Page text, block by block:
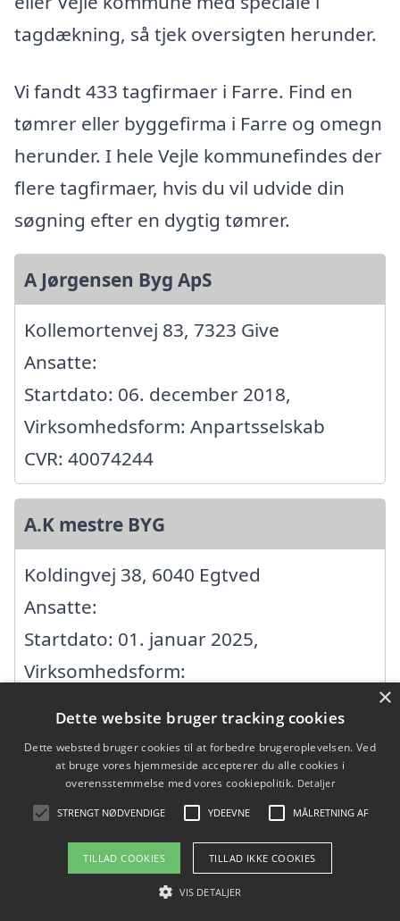
tagdækning, så tjek oversigten herunder.
Vi fandt 433 tagfirmaer i Farre. Find en
tømrer eller byggefirma i Farre og omegn
herunder. I hele Vejle kommunefindes der
flere tagfirmaer, hvis du vil udvide din
søgning efter en dygtig tømrer.
A Jørgensen Byg ApS
Kollemortenvej 83, 7323 Give
Ansatte:
Startdato: 06. december 2018,
Virksomhedsform: Anpartsselskab
CVR: 40074244
A.K mestre BYG
Koldingvej 38, 6040 Egtved
Ansatte:
Startdato: 01. januar 2025,
Virksomhedsform:
A/S EUREKA. KAROSSERIFABRIK OG
Tørskindvej 23, 7183 Randbøl
×
Dette website bruger tracking cookies
Dette websted bruger cookies til at forbedre brugeroplevelsen. Ved
at bruge vores hjemmeside accepterer du alle cookies i
overensstemmelse med vores cookiepolitik. Detaljer
STRENGT NØDVENDIGE YDEEVNE MÅLRETNING AF
TILLAD COOKIES TILLAD IKKE COOKIES
VIS DETALJER